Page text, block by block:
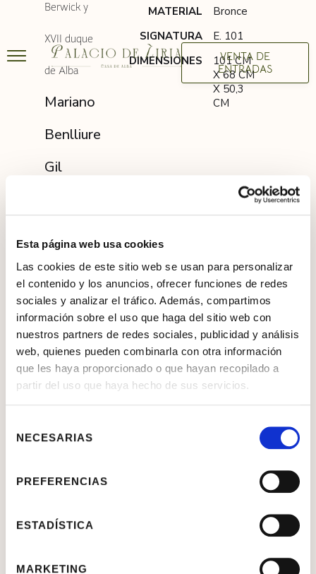
Esta página web usa cookies
Las cookies de este sitio web se usan para personalizar
el contenido y los anuncios, ofrecer funciones de redes
sociales y analizar el tráfico. Además, compartimos
información sobre el uso que haga del sitio web con
nuestros partners de redes sociales, publicidad y análisis
web, quienes pueden combinarla con otra información
que les haya proporcionado o que hayan recopilado a
partir del uso que haya hecho de sus servicios.
NECESARIAS
PREFERENCIAS
ESTADÍSTICA
MARKETING
VENTA DE
ENTRADAS
Berwick y
XVII duque
de Alba
Mariano
Benlliure
Gil
MATERIAL
Bronce
SIGNATURA
E. 101
DIMENSIONES
101 CM
X 68 CM
X 50,3
CM
Jacobo Fitz-James Stuart, X duque
de Berwick y XVII duque de Alba
Mariano Benlliure Gil
SIGNATURA